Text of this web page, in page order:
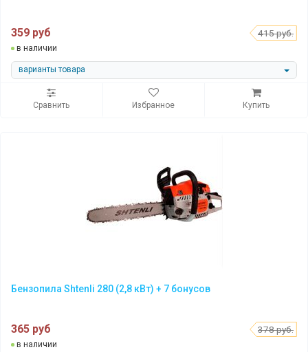
359 руб 415 руб.
в наличии
варианты товара
Сравнить Избранное Купить
Бензопила Shtenli 280 (2,8 кВт) + 7 бонусов
365 руб 378 руб.
в наличии